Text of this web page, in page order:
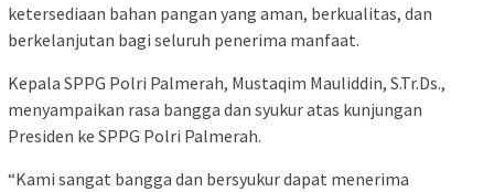
ketersediaan bahan pangan yang aman, berkualitas, dan
berkelanjutan bagi seluruh penerima manfaat.
Kepala SPPG Polri Palmerah, Mustaqim Mauliddin, S.Tr.Ds.,
menyampaikan rasa bangga dan syukur atas kunjungan
Presiden ke SPPG Polri Palmerah.
“Kami sangat bangga dan bersyukur dapat menerima